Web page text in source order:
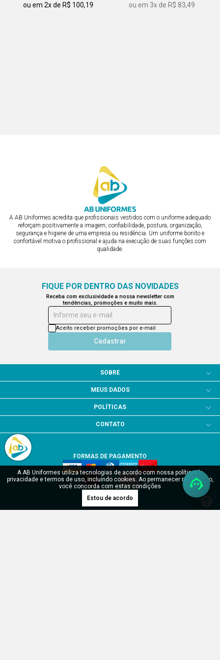
ou em 2x de R$ 100,19 ou em 3x de R$ 83,49
A AB Uniformes acredita que profissionais vestidos com o uniforme adequado
reforçam positivamente a imagem, confiabilidade, postura, organização,
segurança e higiene de uma empresa ou residência. Um uniforme bonito e
confortável motiva o profissional e ajuda na execução de suas funções com
qualidade.
FIQUE POR DENTRO DAS NOVIDADES
Receba com exclusividade a nossa newsletter com
tendências, promoções e muito mais.
Informe seu e-mail
Cadastrar
Aceito receber promoções por e-mail
SOBRE
MEUS DADOS
POLÍTICAS
CONTATO
FORMAS DE PAGAMENTO
A AB Uniformes utiliza tecnologias de acordo com nossa política de
privacidade e termos de uso, incluindo cookies. Ao permanecer navegando,
você concorda com estas condições
Estou de acordo